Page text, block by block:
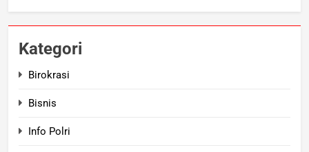
Kategori
Birokrasi
Bisnis
Info Polri